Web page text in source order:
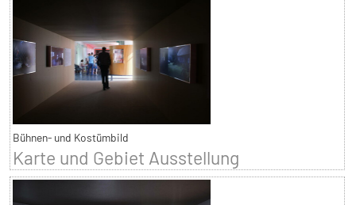
Bühnen- und Kostümbild
Karte und Gebiet Ausstellung